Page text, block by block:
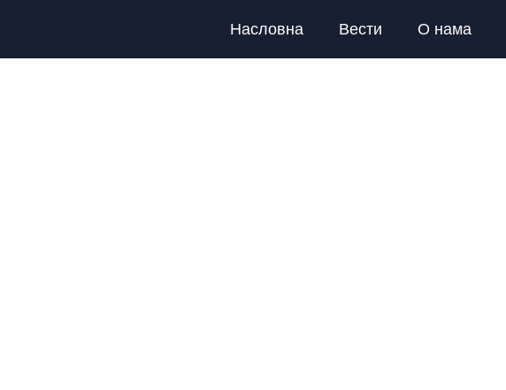
Насловна Вести О нама